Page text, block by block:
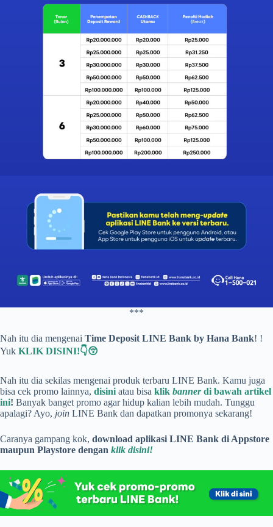
***
Nah itu dia mengenai Time Deposit LINE Bank by Hana Bank! !
Yuk KLIK DISINI!👇😚
Nah itu dia sekilas mengenai produk terbaru LINE Bank. Kamu juga
bisa cek promo lainnya, disini atau bisa klik bannerdi bawah artikel
ini! Banyak banget promo agar hidup kalian lebih mudah. Tunggu
apalagi? Ayo, join LINE Bank dan dapatkan promonya sekarang!
Caranya gampang kok, download aplikasi LINE Bank di Appstore
maupun Playstore dengan klik disini!